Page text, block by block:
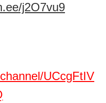
j2O7vu9
UCcgFtIV